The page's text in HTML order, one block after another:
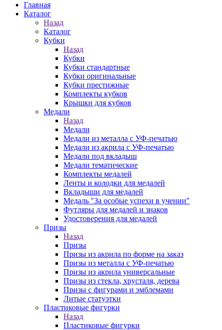
Главная
Каталог
Назад
Каталог
Кубки
Назад
Кубки
Кубки стандартные
Кубки оригинальные
Кубки престижные
Комплекты кубков
Крышки для кубков
Медали
Назад
Медали
Медали из металла с УФ-печатью
Медали из акрила с УФ-печатью
Медали под вкладыш
Медали тематические
Комплекты медалей
Ленты и колодки для медалей
Вкладыши для медалей
Медаль "За особые успехи в учении"
Футляры для медалей и знаков
Удостоверения для медалей
Призы
Назад
Призы
Призы из акрила по форме на заказ
Призы из металла с УФ-печатью
Призы из акрила универсальные
Призы из стекла, хрусталя, дерева
Призы с фигурами и эмблемами
Литые статуэтки
Пластиковые фигурки
Назад
Пластиковые фигурки